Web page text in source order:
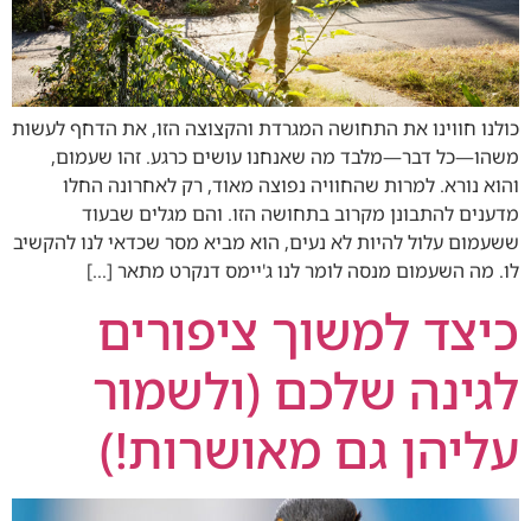
כולנו חווינו את התחושה המגרדת והקצוצה הזו, את הדחף לעשות
משהו—כל דבר—מלבד מה שאנחנו עושים כרגע. זהו שעמום,
והוא נורא. למרות שהחוויה נפוצה מאוד, רק לאחרונה החלו
מדענים להתבונן מקרוב בתחושה הזו. והם מגלים שבעוד
ששעמום עלול להיות לא נעים, הוא מביא מסר שכדאי לנו להקשיב
לו. מה השעמום מנסה לומר לנו ג'יימס דנקרט מתאר […]
כיצד למשוך ציפורים
לגינה שלכם (ולשמור
עליהן גם מאושרות!)